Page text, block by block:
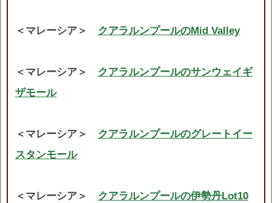
＜マレーシア＞ クアラルンプールのMid Valley
＜マレーシア＞ クアラルンプールのサンウェイギ
ザモール
＜マレーシア＞ クアラルンプールのグレートイー
スタンモール
＜マレーシア＞ クアラルンプールの伊勢丹Lot10